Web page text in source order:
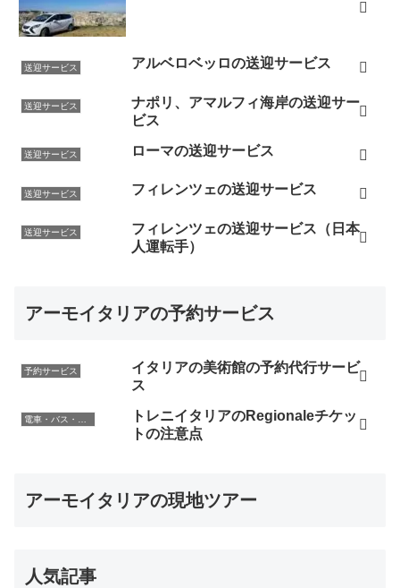
送迎サービス アルベロベッロの送迎サービス
送迎サービス
ナポリ、アマルフィ海岸の送迎サー
ビス
送迎サービス ローマの送迎サービス
送迎サービス フィレンツェの送迎サービス
送迎サービス
フィレンツェの送迎サービス（日本
人運転手）
アーモイタリアの予約サービス
予約サービス
イタリアの美術館の予約代行サービ
ス
トレニイタリアのRegionaleチケッ
トの注意点
アーモイタリアの現地ツアー
人気記事